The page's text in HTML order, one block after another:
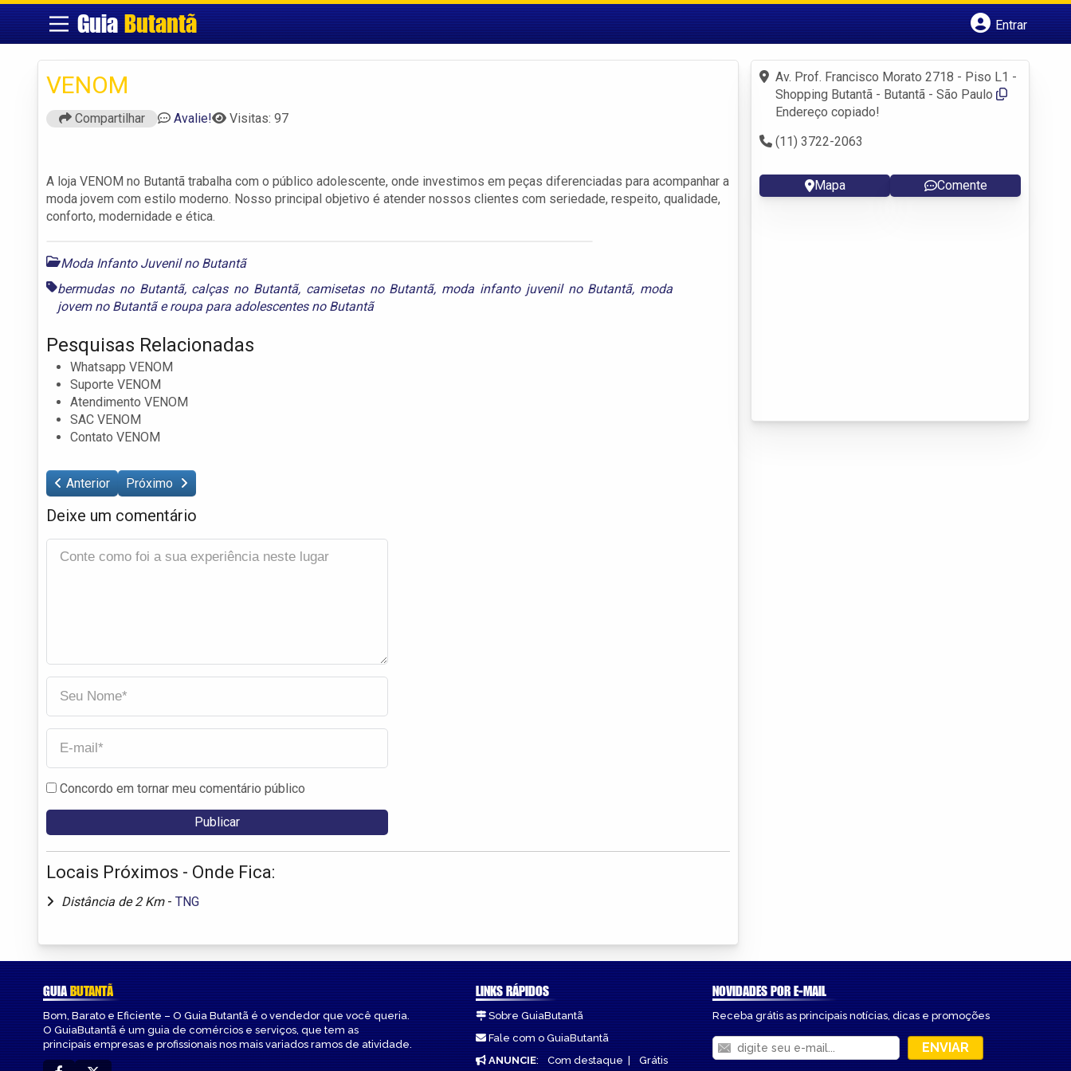
GuiaButantã
Entrar
Fazer login
Criar conta
VENOM
Compartilhar Avalie! Visitas: 97
A loja VENOM no Butantã trabalha com o público adolescente, onde investimos em peças diferenciadas para acompanhar a
moda jovem com estilo moderno. Nosso principal objetivo é atender nossos clientes com seriedade, respeito, qualidade,
conforto, modernidade e ética.
Moda Infanto Juvenil no Butantã
bermudas no Butantã, calças no Butantã, camisetas no Butantã, moda infanto juvenil no Butantã, moda
jovem no Butantãeroupa para adolescentes no Butantã
Pesquisas Relacionadas
Whatsapp VENOM
Suporte VENOM
Atendimento VENOM
SAC VENOM
Contato VENOM
Anterior Próximo
Deixe um comentário
Concordo em tornar meu comentário público
Locais Próximos - Onde Fica:
Distância de 2 Km - TNG
Av. Prof. Francisco Morato 2718 - Piso L1 -
Shopping Butantã - Butantã - São Paulo
Endereço copiado!
(11) 3722-2063
Mapa Comente
GUIABUTANTÃ
Bom, Barato e Eficiente – O Guia Butantã é o vendedor que você queria.
O GuiaButantã é um guia de comércios e serviços, que tem as
principais empresas e profissionais nos mais variados ramos de atividade.
LINKS RÁPIDOS
Sobre GuiaButantã
Fale com o GuiaButantã
ANUNCIE: Com destaque| Grátis
NOVIDADES POR E-MAIL
Receba grátis as principais notícias, dicas e promoções